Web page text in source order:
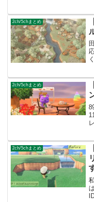
2ch/5chまとめ
2ch/5chまとめ
2ch/5chまとめ